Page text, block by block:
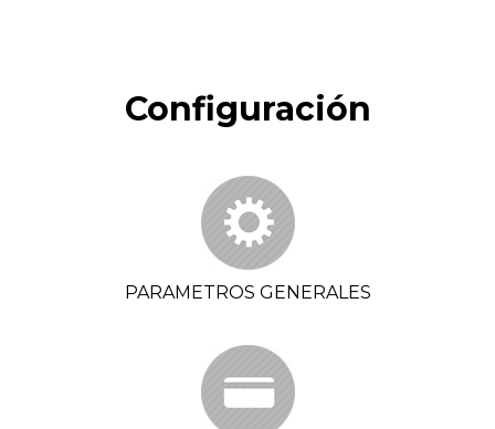
Configuración
PARAMETROS GENERALES